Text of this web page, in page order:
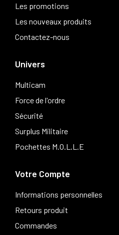
Les promotions
Les nouveaux produits
Contactez-nous
Univers
Multicam
Force de l'ordre
Sécurité
Surplus Militaire
Pochettes M.O.L.L.E
Votre Compte
Informations personnelles
Retours produit
Commandes